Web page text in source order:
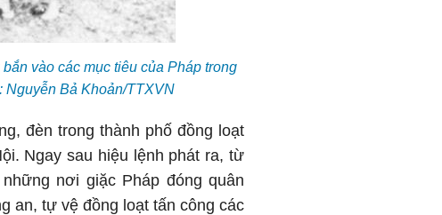
vào các mục tiêu của Pháp trong
Nguyễn Bả Khoản/TTXVN
đèn trong thành phố đồng loạt
Ngay sau hiệu lệnh phát ra, từ
nơi giặc Pháp đóng quân
an, tự vệ đồng loạt tấn công các